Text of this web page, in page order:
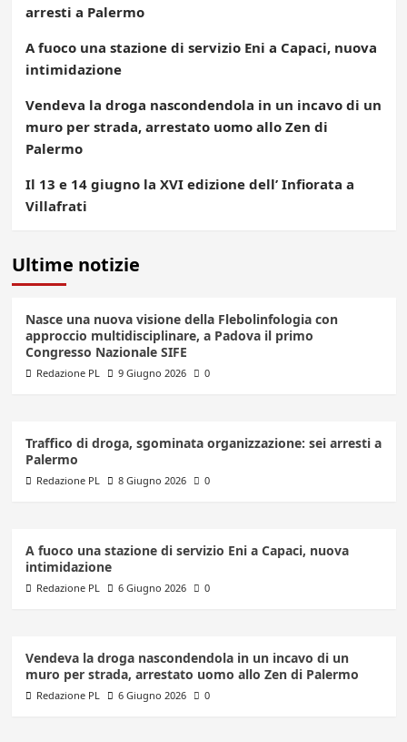
arresti a Palermo
A fuoco una stazione di servizio Eni a Capaci, nuova
intimidazione
Vendeva la droga nascondendola in un incavo di un
muro per strada, arrestato uomo allo Zen di
Palermo
Il 13 e 14 giugno la XVI edizione dell’ Infiorata a
Villafrati
Ultime notizie
Nasce una nuova visione della Flebolinfologia con
approccio multidisciplinare, a Padova il primo
Congresso Nazionale SIFE
Redazione PL 9 Giugno 2026 0
Traffico di droga, sgominata organizzazione: sei arresti a
Palermo
Redazione PL 8 Giugno 2026 0
A fuoco una stazione di servizio Eni a Capaci, nuova
intimidazione
Redazione PL 6 Giugno 2026 0
Vendeva la droga nascondendola in un incavo di un
muro per strada, arrestato uomo allo Zen di Palermo
Redazione PL 6 Giugno 2026 0